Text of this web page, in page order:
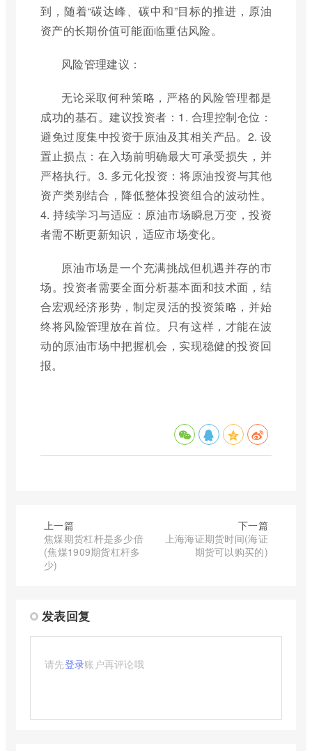
到，随着“碳达峰、碳中和”目标的推进，原油
资产的长期价值可能面临重估风险。
风险管理建议：
无论采取何种策略，严格的风险管理都是
成功的基石。建议投资者：1. 合理控制仓位：
避免过度集中投资于原油及其相关产品。2. 设
置止损点：在入场前明确最大可承受损失，并
严格执行。3. 多元化投资：将原油投资与其他
资产类别结合，降低整体投资组合的波动性。
4. 持续学习与适应：原油市场瞬息万变，投资
者需不断更新知识，适应市场变化。
原油市场是一个充满挑战但机遇并存的市
场。投资者需要全面分析基本面和技术面，结
合宏观经济形势，制定灵活的投资策略，并始
终将风险管理放在首位。只有这样，才能在波
动的原油市场中把握机会，实现稳健的投资回
报。
上一篇
焦煤期货杠杆是多少倍
(焦煤1909期货杠杆多
少)
下一篇
上海海证期货时间(海证
期货可以购买的)
发表回复
请先登录账户再评论哦